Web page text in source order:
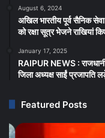
August 6, 2024
अखिल भारतीय पूर्व सैनिक
को रक्षा सूत्र भेजने राखियां
January 17, 2025
RAIPUR NEWS :
जिला अध्यक्ष साईं प्रजापति
Featured Posts
CG